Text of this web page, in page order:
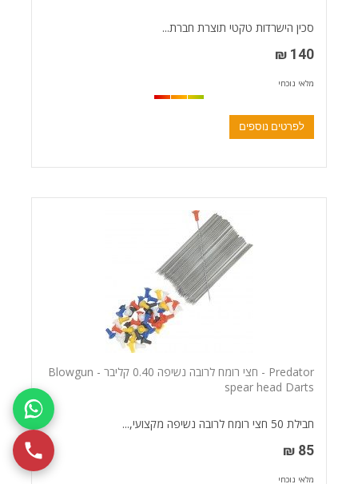
סכין הישרדות טקטי תוצרת חברת...
140 ₪
מלאי נוכחי
לפרטים נוספים
Predator - חצי רומח לרובה נשיפה 0.40 קליבר - Blowgun
spear head Darts
חבילת 50 חצי רומח לרובה נשיפה מקצועי,...
85 ₪
מלאי נוכחי